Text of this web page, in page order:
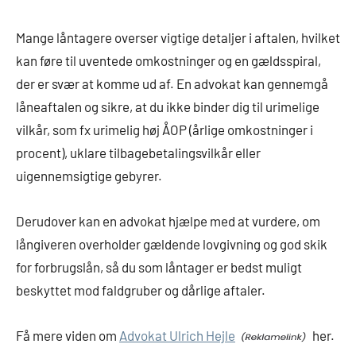
Mange låntagere overser vigtige detaljer i aftalen, hvilket
kan føre til uventede omkostninger og en gældsspiral,
der er svær at komme ud af. En advokat kan gennemgå
låneaftalen og sikre, at du ikke binder dig til urimelige
vilkår, som fx urimelig høj ÅOP (årlige omkostninger i
procent), uklare tilbagebetalingsvilkår eller
uigennemsigtige gebyrer.
Derudover kan en advokat hjælpe med at vurdere, om
långiveren overholder gældende lovgivning og god skik
for forbrugslån, så du som låntager er bedst muligt
beskyttet mod faldgruber og dårlige aftaler.
Få mere viden om Advokat Ulrich Hejle her.